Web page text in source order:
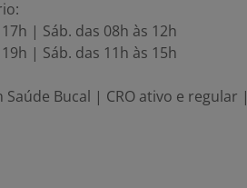
17h | Sáb. das 08h às 12h
19h | Sáb. das 11h às 15h
Saúde Bucal | CRO ativo e regular |